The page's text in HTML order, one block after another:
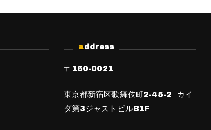
address
〒160-0021
東京都新宿区歌舞伎町2-45-2 カイ
ダ第3ジャストビルB1F